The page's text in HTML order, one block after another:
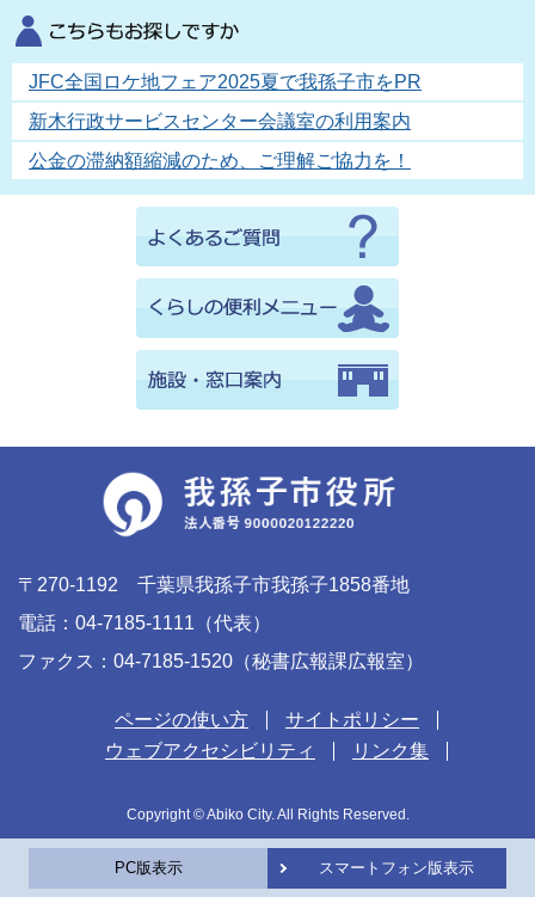
JFC全国ロケ地フェア2025夏で我孫子市をPR
新木行政サービスセンター会議室の利用案内
公金の滞納額縮減のため、ご理解ご協力を！
〒270-1192 千葉県我孫子市我孫子1858番地
電話：04-7185-1111（代表）
ファクス：04-7185-1520（秘書広報課広報室）
ページの使い方
サイトポリシー
ウェブアクセシビリティ
リンク集
Copyright © Abiko City. All Rights Reserved.
PC版表示 スマートフォン版表示